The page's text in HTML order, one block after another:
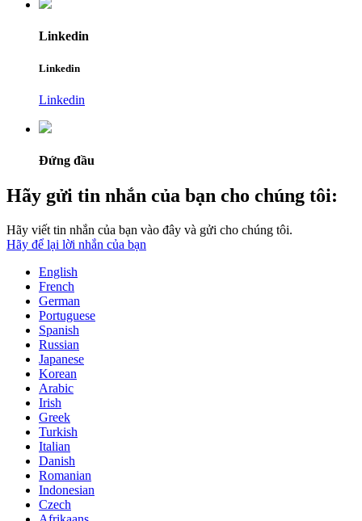
Linkedin
Linkedin
Linkedin
Đứng đầu
Hãy gửi tin nhắn của bạn cho chúng tôi:
Hãy viết tin nhắn của bạn vào đây và gửi cho chúng tôi.
Hãy để lại lời nhắn của bạn
English
French
German
Portuguese
Spanish
Russian
Japanese
Korean
Arabic
Irish
Greek
Turkish
Italian
Danish
Romanian
Indonesian
Czech